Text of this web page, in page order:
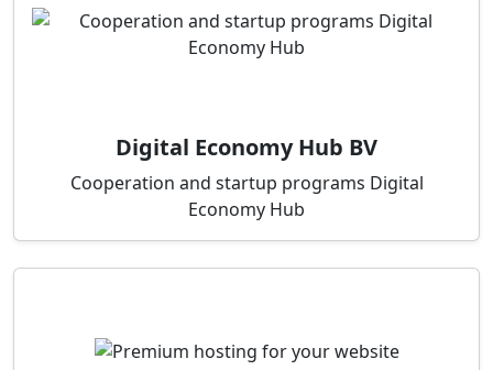
Digital Economy Hub BV
Cooperation and startup programs Digital
Economy Hub